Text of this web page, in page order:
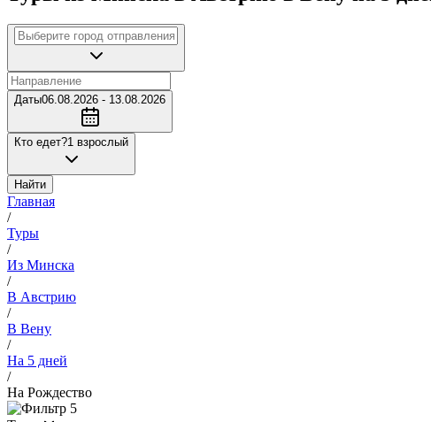
Даты06.08.2026 - 13.08.2026
Кто едет?1 взрослый
Найти
Главная
/
Туры
/
Из Минска
/
В Австрию
/
В Вену
/
На 5 дней
/
На Рождество
5